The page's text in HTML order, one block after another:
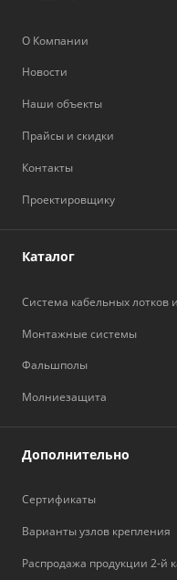
О Компании
Новости
Наши объекты
Прайсы и скидки
Контакты
Проектировщику
Каталог
Система кабельных лотков
Монтажные системы
Фальшполы
Молниезащита
Дополнительно
Сертификаты
Варианты узлов крепления
Распродажа продукции 2-й